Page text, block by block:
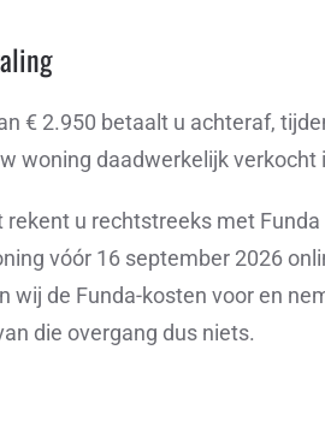
€ 2.950 betaalt u achteraf,
woning daadwerkelijk verkocht
rekent u rechtstreeks met
vóór 16 september 2026
wij de Funda-kosten voor en
die overgang dus niets.